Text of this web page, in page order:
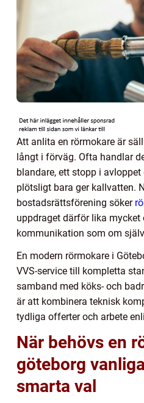
Att anlita en rörmokare är
långt i förväg. Ofta handlar
blandare, ett stopp i avloppet
plötsligt bara ger kallvatten.
bostadsrättsförening söker
uppdraget därför lika
kommunikation som om
En modern rörmokare i
VVS-service till kompletta
samband med köks- och
är att kombinera teknisk
tydliga offerter och arbete
När behövs en
göteborg
smarta val